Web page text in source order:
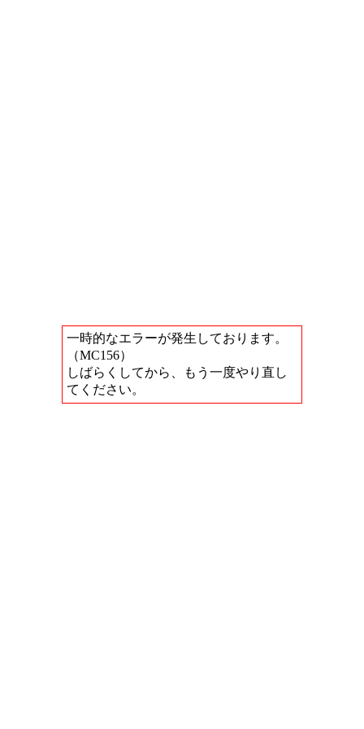
一時的なエラーが発生しております。
（MC156）
しばらくしてから、もう一度やり直し
てください。